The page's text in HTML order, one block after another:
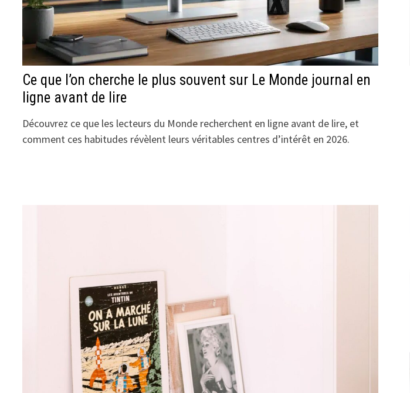
Ce que l’on cherche le plus souvent sur Le Monde journal en
ligne avant de lire
Découvrez ce que les lecteurs du Monde recherchent en ligne avant de lire, et
comment ces habitudes révèlent leurs véritables centres d’intérêt en 2026.